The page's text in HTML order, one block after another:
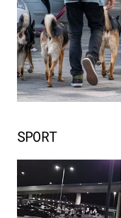
SPORT